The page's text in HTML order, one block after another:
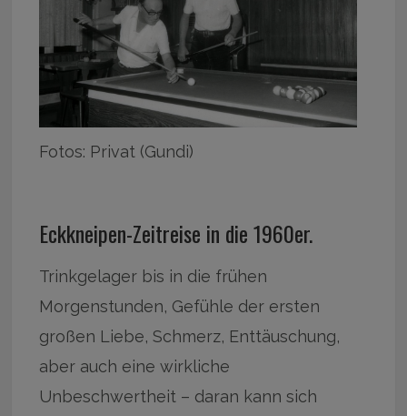
Fotos: Privat (Gundi)
Eckkneipen-Zeitreise in die 1960er.
Trinkgelager bis in die frühen
Morgenstunden, Gefühle der ersten
großen Liebe, Schmerz, Enttäuschung,
aber auch eine wirkliche
Unbeschwertheit – daran kann sich